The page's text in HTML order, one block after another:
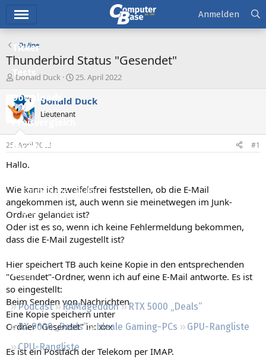
Ticker
Tests
Downloads
Preisvergleich
Forum
Aktuelles
Empfohlene Inhalte
Neue Beiträge
Neueste Aktivitäten
Regeln
Podcast RAMageddon
RTX 5000 „Deals“
RX 9000 „Deals“
Ideale Gaming-PCs
GPU-Rangliste
CPU-Rangliste
Anmelden
Online
Thunderbird Status "Gesendet"
E
s
t
e
e
r
Donald Duck
E
s
e
t
25. April 2022
Donald Duck
Lieutenant
25. April 2022 #1
Hallo.
Wie kann ich zweifelsfrei feststellen, ob die E-Mail
angekommen ist, auch wenn sie meinetwegen im Junk-
Ordner gelandet ist?
Oder ist es so, wenn ich keine Fehlermeldung bekommen,
dass die E-Mail zugestellt ist?
Hier speichert TB auch keine Kopie in den entsprechenden
"Gesendet"-Ordner, wenn ich auf eine E-Mail antworte. Es ist
so eingestellt:
Beim Senden von Nachrichten
Eine Kopie speichern unter
Ordner "Gesendet" in: xxx
Es ist ein Postfach der Telekom per IMAP.